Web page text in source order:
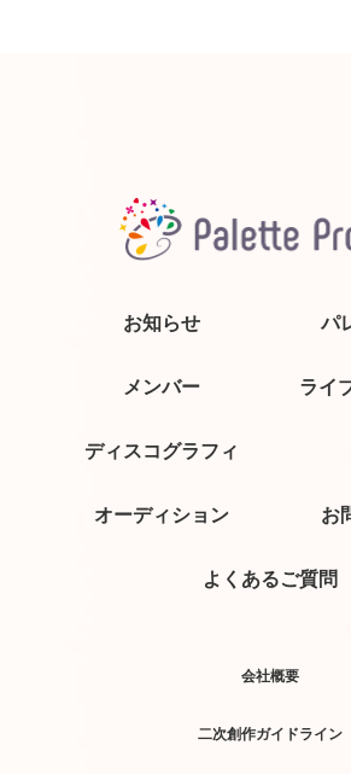
お知らせ パ
メンバー ライ
ディスコグラフィ
オーディション お
よくあるご質問
会社概要
二次創作ガイドライン